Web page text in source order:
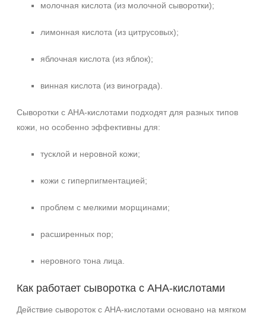
молочная кислота (из молочной сыворотки);
лимонная кислота (из цитрусовых);
яблочная кислота (из яблок);
винная кислота (из винограда).
Сыворотки с AHA‑кислотами подходят для разных типов
кожи, но особенно эффективны для:
тусклой и неровной кожи;
кожи с гиперпигментацией;
проблем с мелкими морщинами;
расширенных пор;
неровного тона лица.
Как работает сыворотка с AHA‑кислотами
Действие сывороток с AHA‑кислотами основано на мягком
+7 (929) 933-09-89